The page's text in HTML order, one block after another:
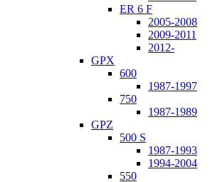
ER 6 F
2005-2008
2009-2011
2012-
GPX
600
1987-1997
750
1987-1989
GPZ
500 S
1987-1993
1994-2004
550